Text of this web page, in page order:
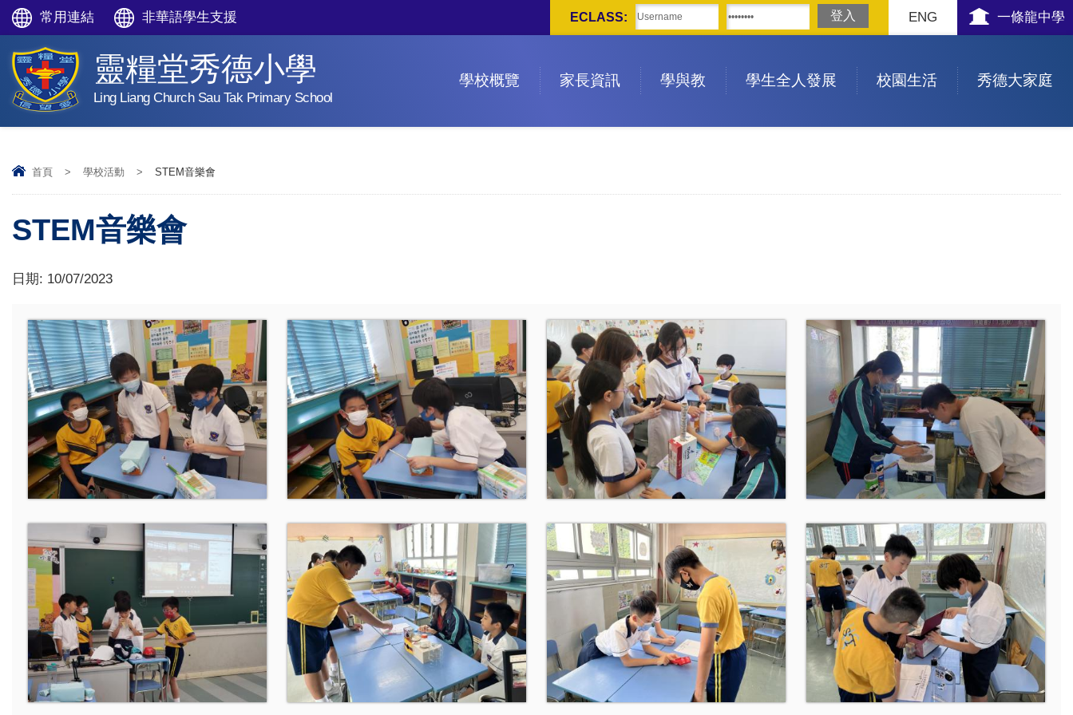
常用連結 非華語學生支援 一條龍中學
ENG
ECLASS:
靈糧堂秀德小學
Ling Liang Church Sau Tak Primary School
學校概覽 家長資訊 學與教 學生全人發展 校園生活 秀德大家庭
首頁 > 學校活動 > STEM音樂會
STEM音樂會
日期: 10/07/2023